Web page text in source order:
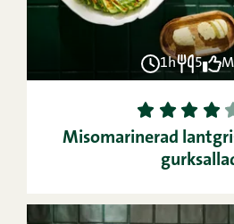
1h 5
1 2 3 4
Misomarinerad